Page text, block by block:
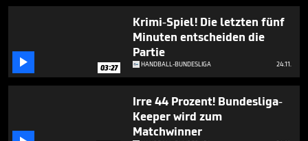
 03:27
Krimi-Spiel! Die letzten fünf
Minuten entscheiden die
Partie
HANDBALL-BUNDESLIGA 24.11.
Irre 44 Prozent! Bundesliga-
Keeper wird zum
Matchwinner